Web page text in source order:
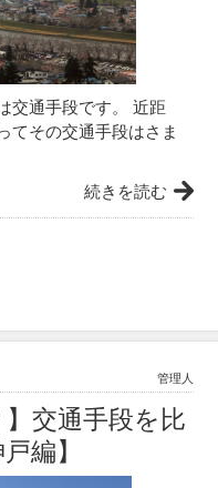
交通手段です。 近距
てその交通手段はさま
続きを読む
管理人
】交通手段を比
編】